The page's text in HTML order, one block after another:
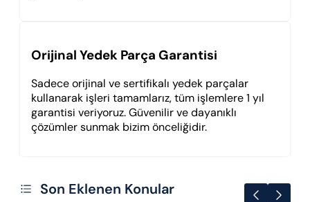
Orijinal Yedek Parça Garantisi
Sadece orijinal ve sertifikalı yedek parçalar
kullanarak işleri tamamlarız, tüm işlemlere 1 yıl
garantisi veriyoruz. Güvenilir ve dayanıklı
çözümler sunmak bizim önceliğidir.
Son Eklenen Konular